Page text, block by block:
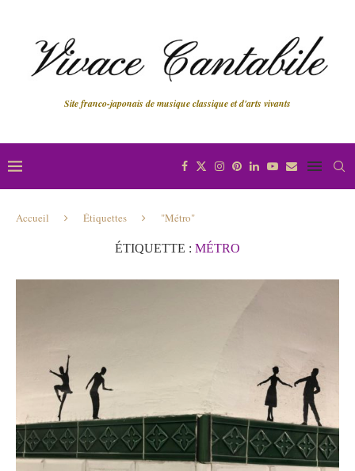
Site franco-japonais de musique classique et d'arts vivants
Accueil Étiquettes "Métro"
ÉTIQUETTE : MÉTRO